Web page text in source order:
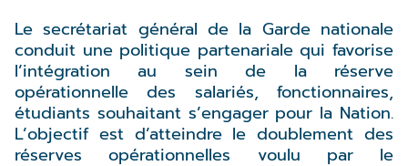
Le secrétariat général de la Garde nationale
conduit une politique partenariale qui favorise
l’intégration au sein de la réserve
opérationnelle des salariés, fonctionnaires,
étudiants souhaitant s’engager pour la Nation.
L’objectif est d’atteindre le doublement des
réserves opérationnelles voulu par le